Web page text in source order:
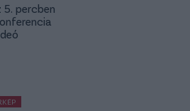
5. percben